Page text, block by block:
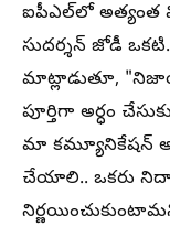
ఐపీఎల్‌లో అత్యంత
సుదర్శన్ జోడీ
మాట్లాడుతూ,
పూర్తిగా అర్ధం
మా కమ్యూనికేషన్
చేయాలి.. ఒకరు